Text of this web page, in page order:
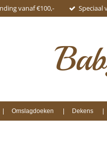
vanaf €100,- Speciaal
Omslagdoeken Dekens